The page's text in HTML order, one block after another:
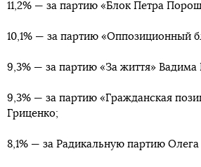
11,2% — за партию «Блок Петра
10,1% — за партию «Оппозиционный
9,3% — за партию «За життя» Вадима
9,3% — за партию «Гражданская
Гриценко;
8,1% — за Радикальную партию